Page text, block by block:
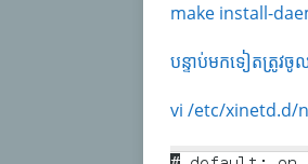
make install-
បន្ទាប់មកទៀតត្រូវ
vi /etc/xinetd.d/